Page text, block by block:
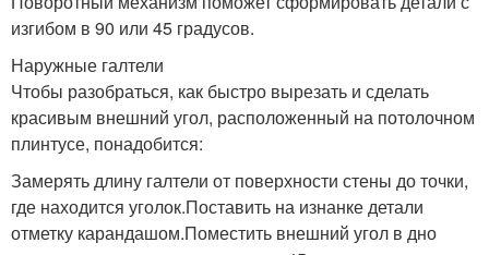
изгибом в 90 или 45 градусов.
Наружные галтели
Чтобы разобраться, как быстро вырезать и сделать
красивым внешний угол, расположенный на потолочном
плинтусе, понадобится:
Замерять длину галтели от поверхности стены до точки,
где находится уголок.Поставить на изнанке детали
отметку карандашом.Поместить внешний угол в дно